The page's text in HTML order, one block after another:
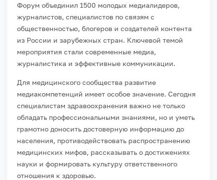
Форум объединил 1500 молодых медиалидеров,
журналистов, специалистов по связям с
общественностью, блогеров и создателей контента
из России и зарубежных стран. Ключевой темой
мероприятия стали современные медиа,
журналистика и эффективные коммуникации.
Для медицинского сообщества развитие
медиакомпетенций имеет особое значение. Сегодня
специалистам здравоохранения важно не только
обладать профессиональными знаниями, но и уметь
грамотно доносить достоверную информацию до
населения, противодействовать распространению
медицинских мифов, рассказывать о достижениях
науки и формировать культуру ответственного
отношения к здоровью.